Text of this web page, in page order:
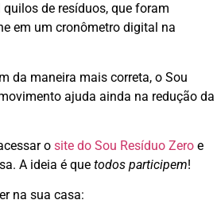
de resíduos, que foram
em um cronômetro digital na
da maneira mais correta, o Sou
ajuda ainda na redução da
o site do Sou Resíduo Zero e
A ideia é que todos participem!
na sua casa: